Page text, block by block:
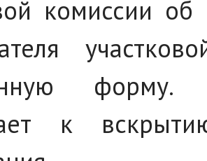
комиссии об
форму.
к